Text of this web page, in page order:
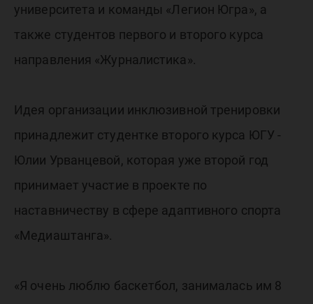
университета и команды «Легион Югра», а
также студентов первого и второго курса
направления «Журналистика».
Идея организации инклюзивной тренировки
принадлежит студентке второго курса ЮГУ -
Юлии Урванцевой, которая уже второй год
принимает участие в проекте по
наставничеству в сфере адаптивного спорта
«Медиаштанга».
«Я очень люблю баскетбол, занималась им 8